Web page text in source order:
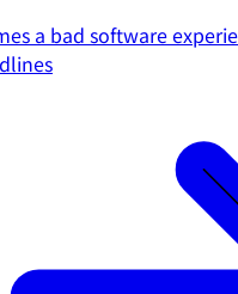
a bad software